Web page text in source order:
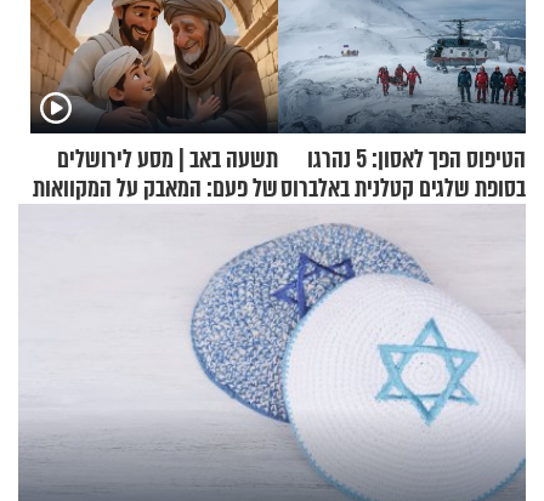
הטיפוס הפך לאסון: 5 נהרגו
בסופת שלגים קטלנית באלברוס
תשעה באב | מסע לירושלים
של פעם: המאבק על המקוואות